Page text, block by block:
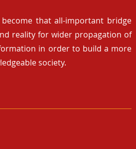
that all-important bridge
reality for wider propagation of
in order to build a more
society.